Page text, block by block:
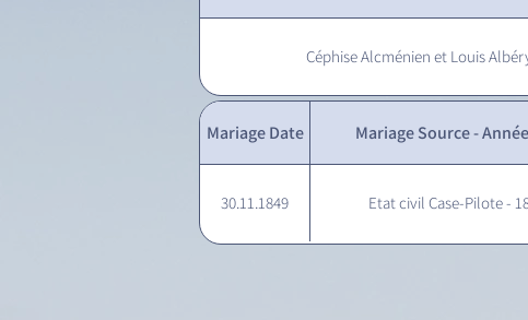
Céphise Alcménien et Louis
Mariage Date Mariage Source -
30.11.1849 Etat civil Case-Pilote -